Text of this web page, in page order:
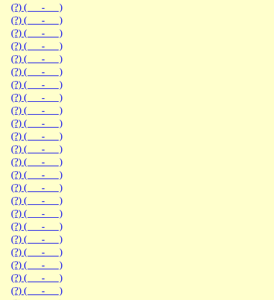
(?) ( - )
(?) ( - )
(?) ( - )
(?) ( - )
(?) ( - )
(?) ( - )
(?) ( - )
(?) ( - )
(?) ( - )
(?) ( - )
(?) ( - )
(?) ( - )
(?) ( - )
(?) ( - )
(?) ( - )
(?) ( - )
(?) ( - )
(?) ( - )
(?) ( - )
(?) ( - )
(?) ( - )
(?) ( - )
(?) ( - )